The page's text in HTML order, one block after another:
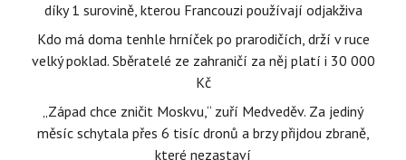
díky 1 surovině, kterou Francouzi používají odjakživa
Kdo má doma tenhle hrníček po prarodičích, drží v ruce
velký poklad. Sběratelé ze zahraničí za něj platí i 30 000
Kč
„Západ chce zničit Moskvu,“ zuří Medveděv. Za jediný
měsíc schytala přes 6 tisíc dronů a brzy přijdou zbraně,
které nezastaví